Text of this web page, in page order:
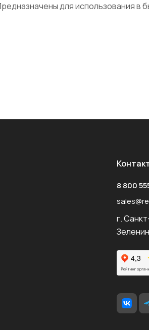
для использования в
8 800
г.